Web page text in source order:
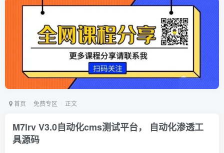
首页 免费专区 正文
M7lrv V3.0自动化cms测试平台， 自动化渗透工
具源码